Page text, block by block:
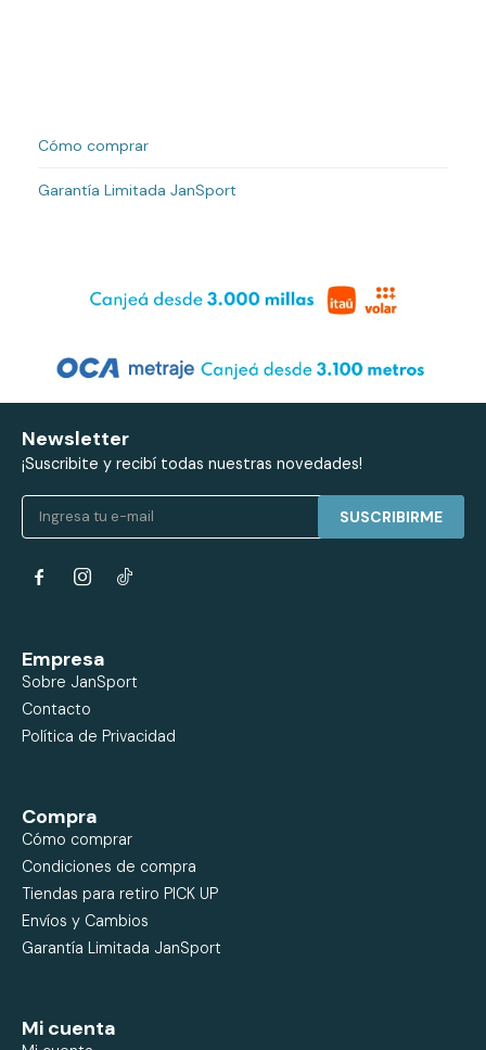
Cómo comprar
Garantía Limitada JanSport
Newsletter
¡Suscribite y recibí todas nuestras novedades!
SUSCRIBIRME
 
Empresa
Sobre JanSport
Contacto
Política de Privacidad
Compra
Cómo comprar
Condiciones de compra
Tiendas para retiro PICK UP
Envíos y Cambios
Garantía Limitada JanSport
Mi cuenta